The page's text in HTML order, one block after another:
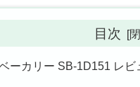
目次
ーカリー SB-1D151 レ